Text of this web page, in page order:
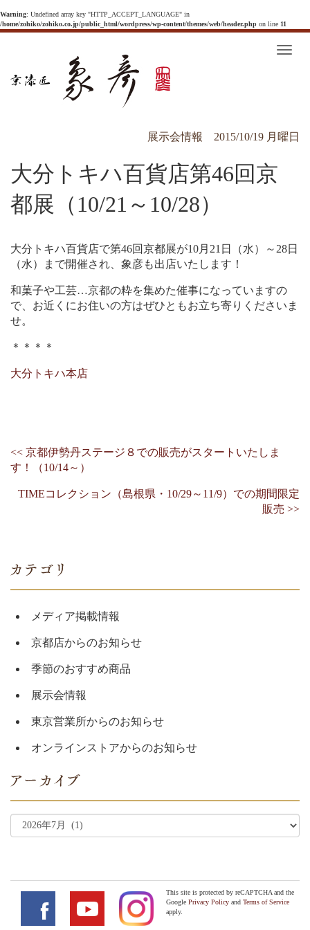
Warning: Undefined array key "HTTP_ACCEPT_LANGUAGE" in
/home/zohiko/zohiko.co.jp/public_html/wordpress/wp-content/themes/web/header.php on line 11
T
i
メディア掲載情報
京都店からのお知らせ
季節のおすすめ商品
展示会情報
東京営業所からのお知らせ
オンラインストアからのお知らせ
展示会情報 2015/10/19 月曜日
大分トキハ百貨店第46回京
都展（10/21～10/28）
大分トキハ百貨店で第46回京都展が10月21日（水）～28日
（水）まで開催され、象彦も出店いたします！
和菓子や工芸…京都の粋を集めた催事になっていますの
で、お近くにお住いの方はぜひともお立ち寄りくださいま
せ。
＊＊＊＊
大分トキハ本店
<< 京都伊勢丹ステージ８での販売がスタートいたしま
す！（10/14～）
TIMEコレクション（島根県・10/29～11/9）での期間限定
販売 >>
This site is protected by reCAPTCHA and the
Google Privacy Policy and Terms of Service
apply.